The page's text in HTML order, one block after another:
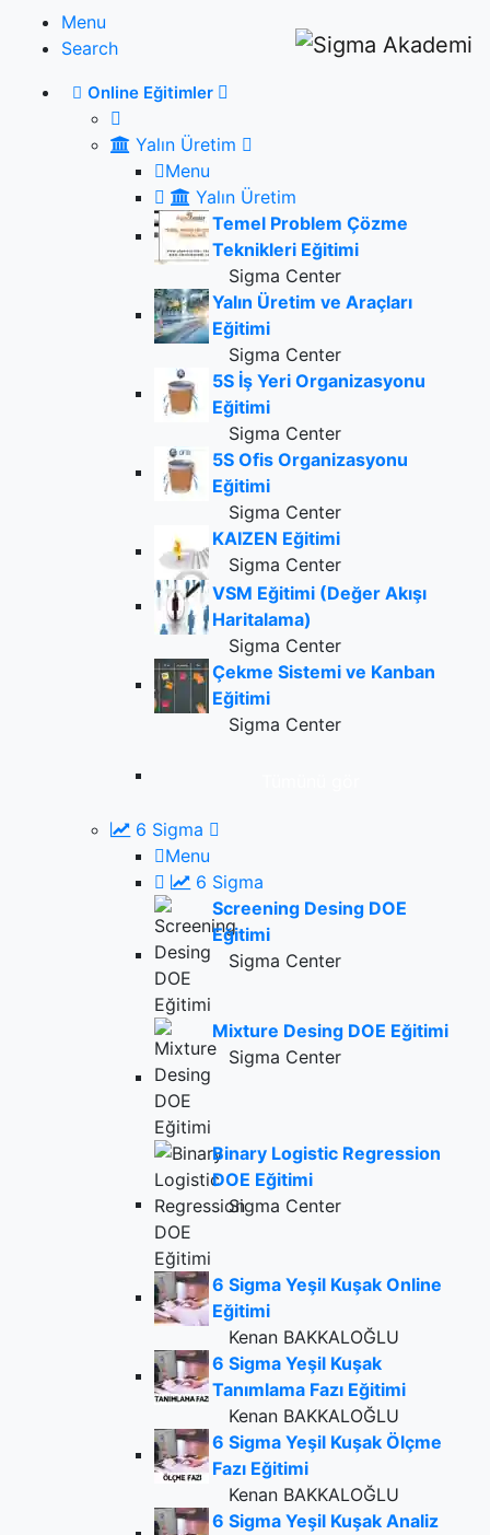
Menu
Search
Online Eğitimler
Yalın Üretim
Menu
Yalın Üretim
Temel Problem Çözme
Teknikleri Eğitimi
Sigma Center
Yalın Üretim ve Araçları
Eğitimi
Sigma Center
5S İş Yeri Organizasyonu
Eğitimi
Sigma Center
5S Ofis Organizasyonu
Eğitimi
Sigma Center
KAIZEN Eğitimi
Sigma Center
VSM Eğitimi (Değer Akışı
Haritalama)
Sigma Center
Çekme Sistemi ve Kanban
Eğitimi
Sigma Center
6 Sigma
Menu
6 Sigma
Screening Desing DOE
Eğitimi
Sigma Center
Mixture Desing DOE Eğitimi
Sigma Center
Binary Logistic Regression
DOE Eğitimi
Sigma Center
6 Sigma Yeşil Kuşak Online
Eğitimi
Kenan BAKKALOĞLU
6 Sigma Yeşil Kuşak
Tanımlama Fazı Eğitimi
Kenan BAKKALOĞLU
6 Sigma Yeşil Kuşak Ölçme
Fazı Eğitimi
Kenan BAKKALOĞLU
6 Sigma Yeşil Kuşak Analiz